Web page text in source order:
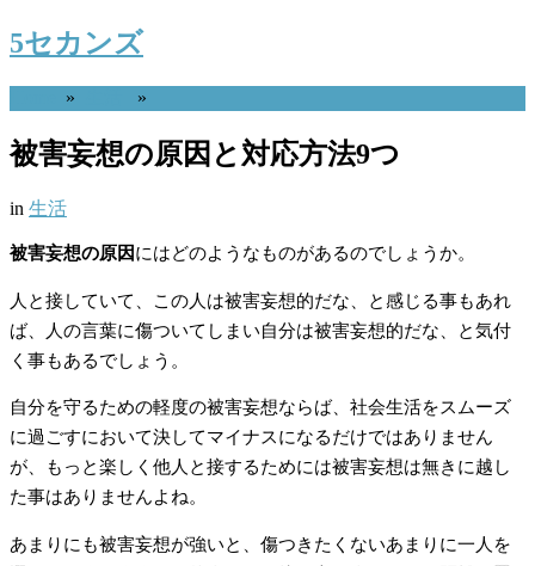
5セカンズ
» »
被害妄想の原因と対応方法9つ
in 生活
被害妄想の原因にはどのようなものがあるのでしょうか。
人と接していて、この人は被害妄想的だな、と感じる事もあれ
ば、人の言葉に傷ついてしまい自分は被害妄想的だな、と気付
く事もあるでしょう。
自分を守るための軽度の被害妄想ならば、社会生活をスムーズ
に過ごすにおいて決してマイナスになるだけではありません
が、もっと楽しく他人と接するためには被害妄想は無きに越し
た事はありませんよね。
あまりにも被害妄想が強いと、傷つきたくないあまりに一人を